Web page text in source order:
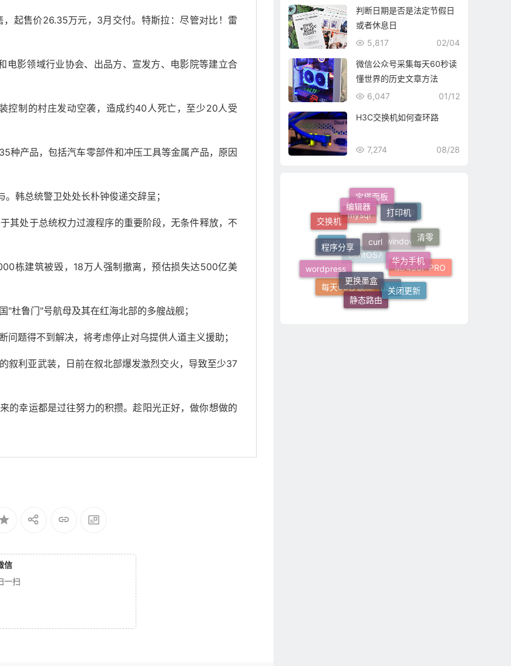
起售价26.35万元，3月交付。特斯拉：尽管对比！雷
电影领域行业协会、出品方、宣发方、电影院等建立合
控制的村庄发动空袭，造成约40人死亡，至少20人受
种产品，包括汽车零部件和冲压工具等金属产品，原因
韩总统警卫处处长朴钟俊递交辞呈；
其处于总统权力过渡程序的重要阶段，无条件释放，不
栋建筑被毁，18万人强制撤离，预估损失达500亿美
杜鲁门"号航母及其在红海北部的多艘战舰；
题得不到解决，将考虑停止对乌提供人道主义援助；
叙利亚武装，日前在叙北部爆发激烈交火，导致至少37
的幸运都是过往努力的积攒。趁阳光正好，做你想做的
信
一扫
判断日期是否是法定节假日
或者休息日
02/04
5,817
微信公众号采集每天60秒读
懂世界的历史文章方法
01/12
6,047
H3C交换机如何查环路
08/28
7,274
mysql
宝塔面板
php
windows
CentOS7
联想
交换机
编辑器 打印机
清零
M7450F PRO
h3c
每天60秒读懂世界
wordpress
程序分享
curl
华为手机
关闭更新
静态路由
更换墨盒